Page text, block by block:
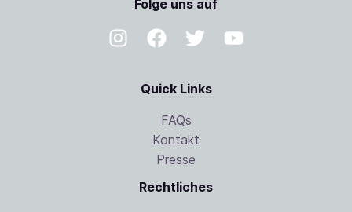
Folge uns auf
Quick Links
FAQs
Kontakt
Presse
Rechtliches